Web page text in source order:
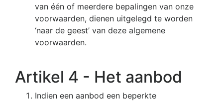
van één of meerdere bepalingen van onze
voorwaarden, dienen uitgelegd te worden
‘naar de geest’ van deze algemene
voorwaarden.
Artikel 4 - Het aanbod
Indien een aanbod een beperkte